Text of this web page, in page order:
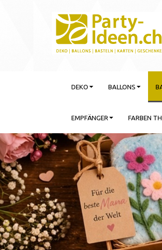
DEKO BALLONS
EMPFÄNGER FARBEN